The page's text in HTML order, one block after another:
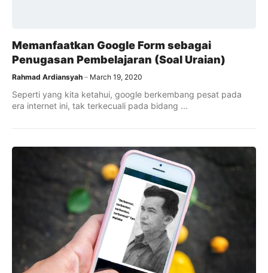
Memanfaatkan Google Form sebagai
Penugasan Pembelajaran (Soal Uraian)
Rahmad Ardiansyah March 19, 2020
Seperti yang kita ketahui, google berkembang pesat pada
era internet ini, tak terkecuali pada bidang ...